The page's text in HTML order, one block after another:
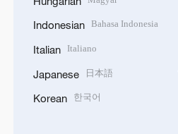
Indonesian Bahasa Indonesia
Italian Italiano
Japanese 日本語
Korean 한국어